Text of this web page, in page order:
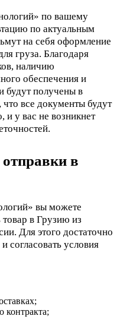
по вашему
по актуальным
на себя оформление
груза. Благодаря
наличию
обеспечения и
будут получены в
все документы будут
и у вас не возникнет
в
вы можете
в Грузию из
Для этого достаточно
согласовать условия
контракта;